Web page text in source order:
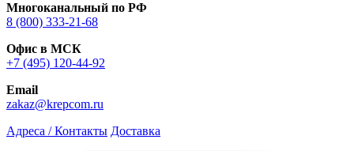
Многоканальный по РФ
8 (800) 333‑21-68
Офис в МСК
+7 (495) 120-44-92
Email
zakaz@krepcom.ru
Адреса / Контакты Доставка